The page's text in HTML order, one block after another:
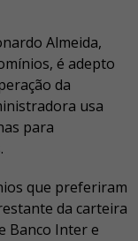
Almeida,
é adepto
da
usa
para
que preferiram
da carteira
Banco Inter e